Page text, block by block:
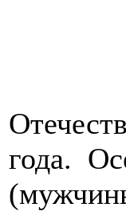
года.